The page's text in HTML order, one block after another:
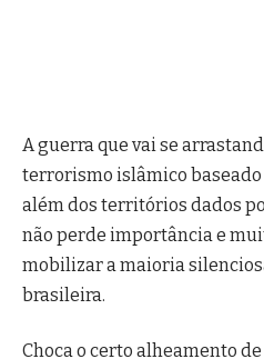
A guerra que vai se
terrorismo islâmico baseado
além dos territórios dados
não perde importância e
mobilizar a maioria
brasileira.
Choca o certo alheamento